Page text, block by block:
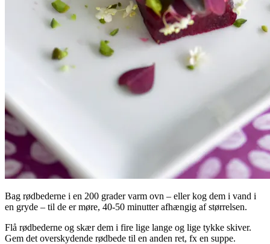
Bag rødbederne i en 200 grader varm ovn – eller kog dem i vand i
en gryde – til de er møre, 40-50 minutter afhængig af størrelsen.
Flå rødbederne og skær dem i fire lige lange og lige tykke skiver.
Gem det overskydende rødbede til en anden ret, fx en suppe.